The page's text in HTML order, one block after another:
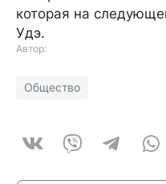
которая на
Удэ.
Автор:
Общество